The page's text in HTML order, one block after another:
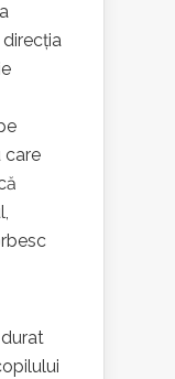
care